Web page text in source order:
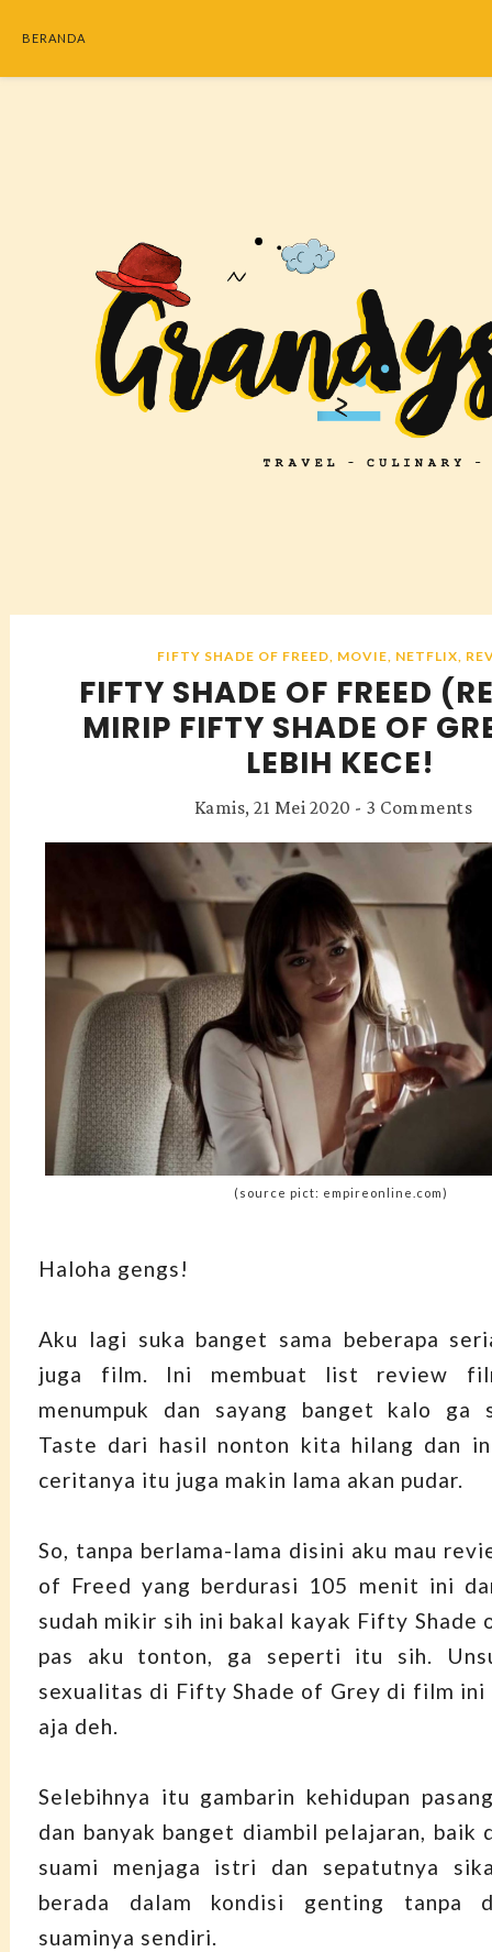
BERANDA
FIFTY SHADE OF FREED, MOVIE, NETFLIX,
FIFTY SHADE OF FREED
MIRIP FIFTY SHADE OF
LEBIH KECE!
Kamis, 21 Mei 2020 - 3 Comments
(source pict: empireonline.com)
Haloha gengs!
Aku lagi suka banget sama beberapa
juga film. Ini membuat list review
menumpuk dan sayang banget kalo ga
Taste dari hasil nonton kita hilang dan
ceritanya itu juga makin lama akan pudar.
So, tanpa berlama-lama disini aku mau
of Freed yang berdurasi 105 menit ini
sudah mikir sih ini bakal kayak Fifty Shade
pas aku tonton, ga seperti itu sih.
sexualitas di Fifty Shade of Grey di film ini
aja deh.
Selebihnya itu gambarin kehidupan
dan banyak banget diambil pelajaran, baik
suami menjaga istri dan sepatutnya
berada dalam kondisi genting tanpa
suaminya sendiri.